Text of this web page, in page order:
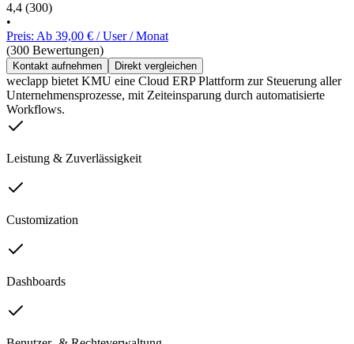
4,4 (300)
•
Preis: Ab 39,00 € / User / Monat
(300 Bewertungen)
Kontakt aufnehmen Direkt vergleichen
weclapp bietet KMU eine Cloud ERP Plattform zur Steuerung aller
Unternehmensprozesse, mit Zeiteinsparung durch automatisierte
Workflows.
Leistung & Zuverlässigkeit
Customization
Dashboards